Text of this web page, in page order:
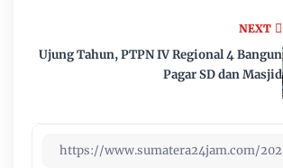
NEXT
Ujung Tahun, PTPN IV Regional 4 Bangun
Pagar SD dan Masjid